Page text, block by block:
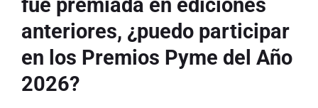
fue premiada en ediciones
anteriores, ¿puedo participar
en los Premios Pyme del Año
2026?